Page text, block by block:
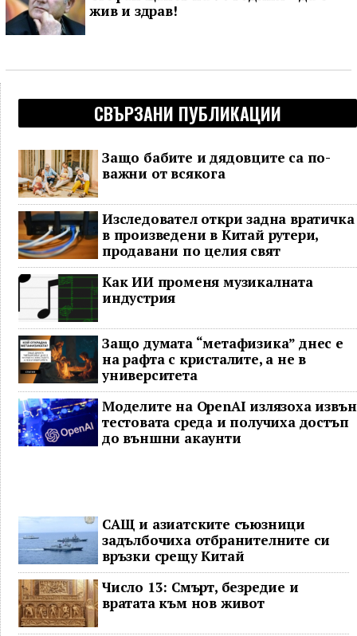
жив и здрав!
СВЪРЗАНИ ПУБЛИКАЦИИ
Защо бабите и дядовците са по-
важни от всякога
Изследовател откри задна вратичка
в произведени в Китай рутери,
продавани по целия свят
Как ИИ променя музикалната
индустрия
Защо думата “метафизика” днес е
на рафта с кристалите, а не в
университета
Моделите на OpenAI излязоха извън
тестовата среда и получиха достъп
до външни акаунти
САЩ и азиатските съюзници
задълбочиха отбранителните си
връзки срещу Китай
Число 13: Смърт, безредие и
вратата към нов живот